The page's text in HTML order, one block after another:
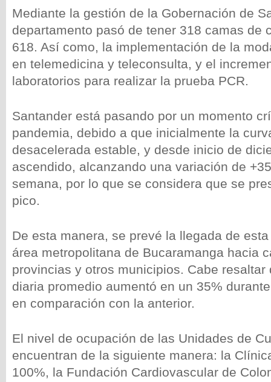
Mediante la gestión de la Gobernación de
departamento pasó de tener 318 camas de
618. Así como, la implementación de la
en telemedicina y teleconsulta, y el
laboratorios para realizar la prueba PCR.
Santander está pasando por un momento
pandemia, debido a que inicialmente la
desacelerada estable, y desde inicio de
ascendido, alcanzando una variación de
semana, por lo que se considera que se
pico.
De esta manera, se prevé la llegada de
área metropolitana de Bucaramanga hacia
provincias y otros municipios. Cabe resaltar
diaria promedio aumentó en un 35%
en comparación con la anterior.
El nivel de ocupación de las Unidades de
encuentran de la siguiente manera: la
100%, la Fundación Cardiovascular de
wp-